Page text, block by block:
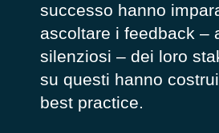
successo hanno
ascoltare i feedback –
silenziosi – dei loro
su questi hanno
best practice.